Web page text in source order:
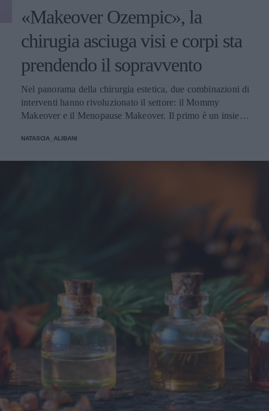
«Makeover Ozempic», la
chirugia asciuga visi e corpi sta
prendendo il sopravvento
Nel panorama della chirurgia estetica, due combinazioni di
interventi hanno rivoluzionato il settore: il Mommy
Makeover e il Menopause Makeover. Il primo è un insieme
donne a recuperare la forma fisica e l'aspetto che avevano
successo che il farmaco, inizialmente pensato per i pazienti
con diabete di tipo 2, ha riscosso negli ultimi tempi anche
fra molte celebrità di Hollywood - con conseguenti,
inevitabili polemiche - per la sua grande capacità di
accelerare la perdita di peso. Secondo il chirurgo plastico
di New York, Elie Levine, l’aumento dei trattamenti
estetici post-perdita di peso è una naturale conseguenza
rappresentare il "tocco finale" dopo aver perso quei chili
difficili da eliminare con dieta ed esercizio. "Molti di
questi pazienti hanno un’attenzione particolare per
NATASCIA_ALIBANI